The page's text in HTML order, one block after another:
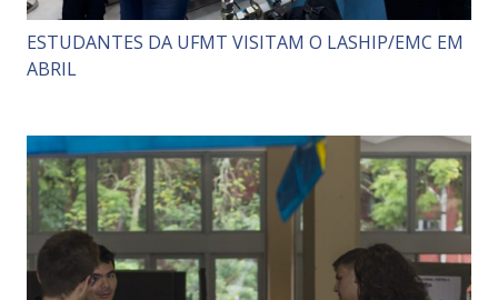
ESTUDANTES DA UFMT VISITAM O LASHIP/EMC EM
ABRIL